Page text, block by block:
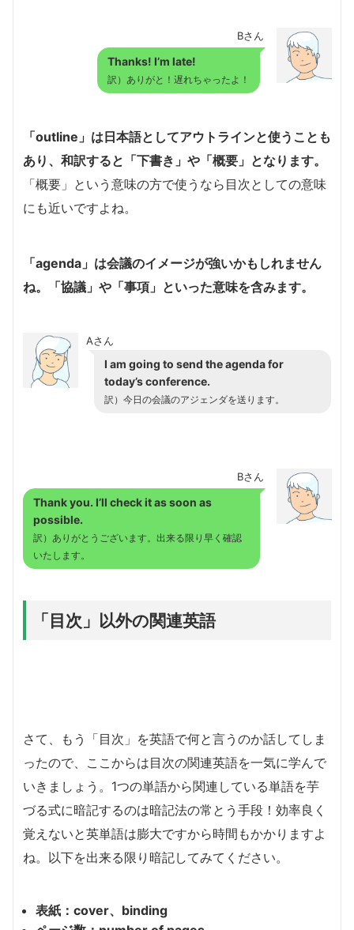
Bさん
Thanks! I’m late!
訳）ありがと！遅れちゃったよ！
「outline」は日本語としてアウトラインと使うことも
あり、和訳すると「下書き」や「概要」となります。
「概要」という意味の方で使うなら目次としての意味
にも近いですよね。
「agenda」は会議のイメージが強いかもしれません
ね。「協議」や「事項」といった意味を含みます。
Aさん
I am going to send the agenda for
today’s conference.
訳）今日の会議のアジェンダを送ります。
Bさん
Thank you. I’ll check it as soon as
possible.
訳）ありがとうございます。出来る限り早く確認
いたします。
「目次」以外の関連英語
さて、もう「目次」を英語で何と言うのか話してしま
ったので、ここからは目次の関連英語を一気に学んで
いきましょう。1つの単語から関連している単語を芋
づる式に暗記するのは暗記法の常とう手段！効率良く
覚えないと英単語は膨大ですから時間もかかりますよ
ね。以下を出来る限り暗記してみてください。
表紙：cover、binding